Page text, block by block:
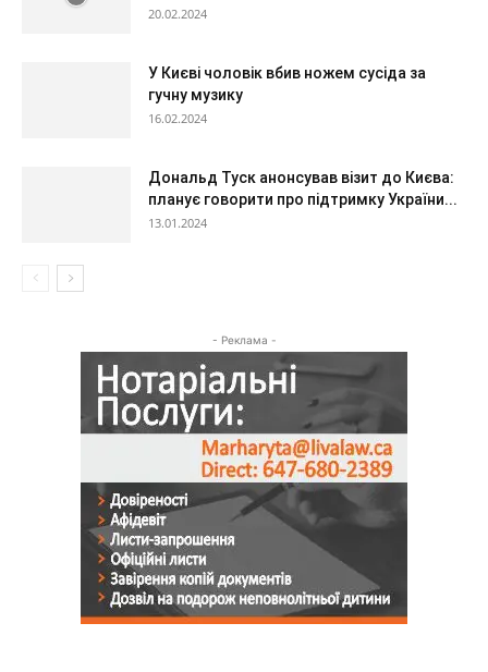
20.02.2024
У Києві чоловік вбив ножем сусіда за
гучну музику
16.02.2024
Дональд Туск анонсував візит до Києва:
планує говорити про підтримку України...
13.01.2024
- Реклама -